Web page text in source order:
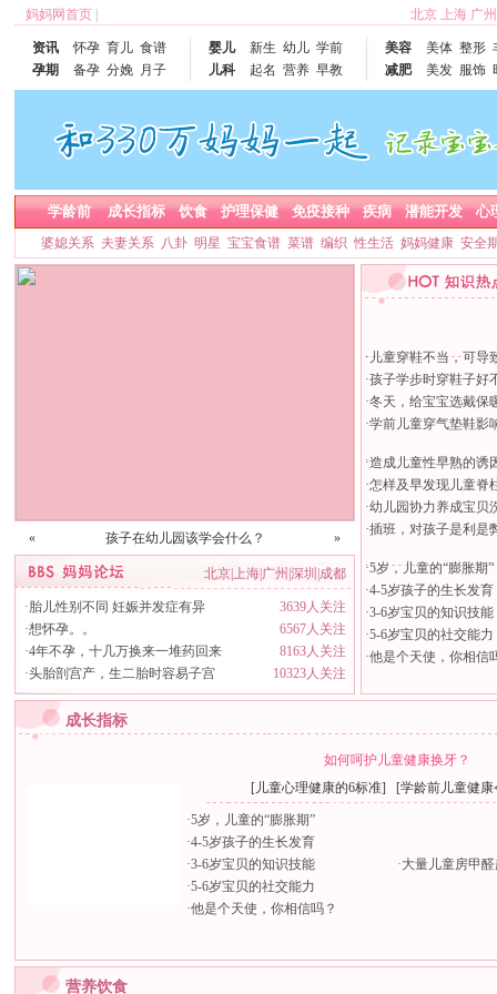
妈妈网首页 北京 上海 广州
资讯 怀孕 育儿 食谱
孕期
备孕 分娩 月子
婴儿 新生 幼儿 学前
儿科
起名 营养 早教
美容 美体 整形
减肥
美发 服饰
学龄前 成长指标 饮食 护理保健 免疫接种 疾病 潜能开发 心
婆媳关系 夫妻关系 八卦 明星 宝宝食谱 菜谱 编织 性生活 妈妈健康 安全
« »
孩子在幼儿园该学会什么？
北京|上海| 广州 深圳 成都
·胎儿性别不同 妊娠并发症有异
3639人关注
·想怀孕。。
6567人关注
·4年不孕，十几万换来一堆药回来
8163人关注
·头胎剖宫产，生二胎时容易子宫 10323人关注
· 儿童穿鞋不当，可导
·孩子学步时穿鞋子好
·冬天，给宝宝选戴保
·学前儿童穿气垫鞋影
·造成儿童性早熟的诱
·怎样及早发现儿童脊
·幼儿园协力养成宝贝
·插班，对孩子是利是
·5岁，儿童的“膨胀期”
·4-5岁孩子的生长发育
·3-6岁宝贝的知识技能
·5-6岁宝贝的社交能力
·他是个天使，你相信
成长指标
如何呵护儿童健康换牙？
[儿童心理健康的6标准] [学龄前儿童健康
·5岁，儿童的“膨胀期”
·4-5岁孩子的生长发育
·3-6岁宝贝的知识技能
·5-6岁宝贝的社交能力
·他是个天使，你相信吗？
·大量儿童房甲
营养饮食